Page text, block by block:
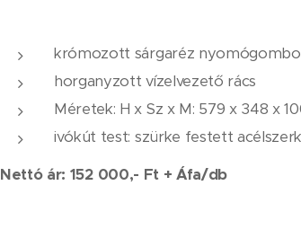
krómozott sárgaréz
horganyzott vízelvezető rács
Méretek: H x Sz x M: 579 x 348 x
ivókút test: szürke festett
Nettó ár: 152 000,- Ft + Áfa/db